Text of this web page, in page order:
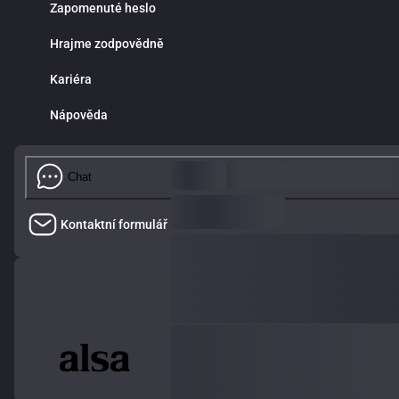
Zapomenuté heslo
Hrajme zodpovědně
Kariéra
Nápověda
Chat
Kontaktní formulář